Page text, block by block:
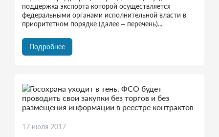
поддержка экспорта которой осуществляется
федеральными органами исполнительной власти в
приоритетном порядке (далее – перечень)...
Подробнее
17 июля 2017